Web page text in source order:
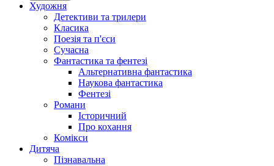
Художня
Детективи та трилери
Класика
Поезія та п'єси
Сучасна
Фантастика та фентезі
Альтернативна фантастика
Наукова фантастика
Фентезі
Романи
Історичний
Про кохання
Комікси
Дитяча
Пізнавальна